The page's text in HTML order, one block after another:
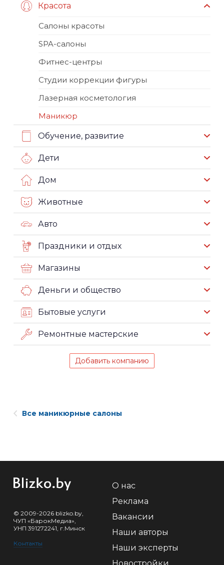
Красота
Салоны красоты
SPA-салоны
Фитнес-центры
Студии коррекции фигуры
Лазерная косметология
Маникюр
Обучение, развитие
Дети
Дом
Животные
Авто
Праздники и отдых
Магазины
Деньги и общество
Бытовые услуги
Ремонтные мастерские
Добавить компанию
Все маникюрные салоны
© 2009-2026 blizko.by,
ЧУП «БарокМедиа»,
УНП 391272241, г.Минск
Контакты
О нас
Реклама
Вакансии
Наши авторы
Наши эксперты